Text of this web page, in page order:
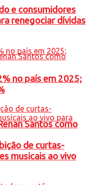
Santos como
e consumidores
renegociar dívidas
no país em 2025;
de curtas-
musicais ao vivo